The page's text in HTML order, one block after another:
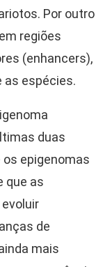
Por outro
regiões
(enhancers),
as espécies.
duas
epigenomas
que as
de
mais